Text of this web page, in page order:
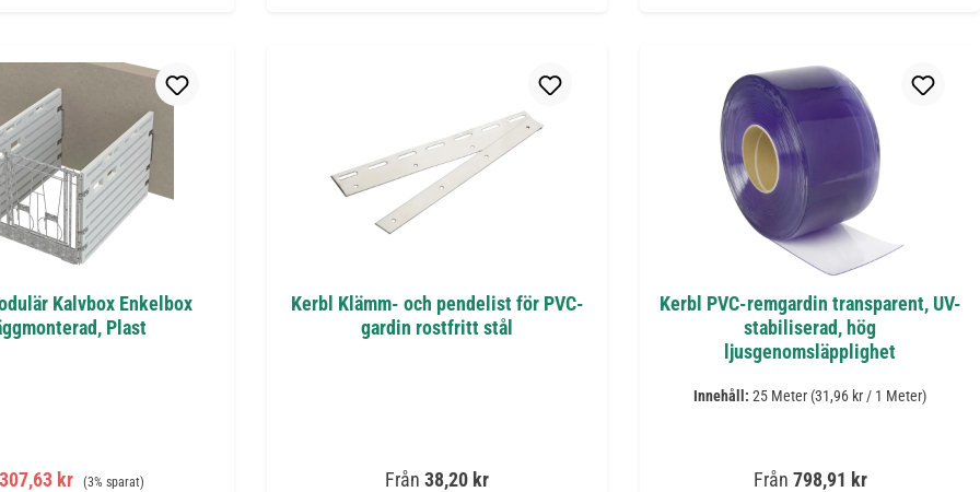
Kalvbox Enkelbox
Plast
kr Ordinarie pris:
(3% sparat)
Kerbl Klämm- och pendelist för PVC-
gardin rostfritt stål
Ordinarie pris:
Från 38,20 kr
Kerbl PVC-remgardin transparent, UV-
stabiliserad, hög
ljusgenomsläpplighet
Innehåll: 25 Meter (31,96 kr / 1 Meter)
Ordinarie pris:
Från 798,91 kr